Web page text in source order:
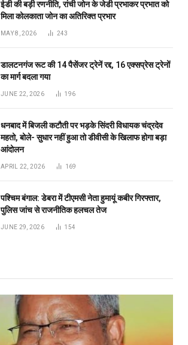
ईडी की बड़ी रणनीति, रांची जोन के जेडी प्रभाकर प्रभात को
मिला कोलकाता जोन का अतिरिक्त प्रभार
MAY 8, 2026 243
डालटनगंज रूट की 14 पैसेंजर ट्रेनें रद्द, 16 एक्सप्रेस ट्रेनों
का मार्ग बदला गया
JUNE 22, 2026 196
धनबाद में बिजली कटौती पर भड़के सिंदरी विधायक चंद्रदेव
महतो, बोले- सुधार नहीं हुआ तो डीवीसी के खिलाफ होगा बड़ा
आंदोलन
APRIL 22, 2026 169
पश्चिम बंगाल: डेबरा में टीएमसी नेता हुमायूं कबीर गिरफ्तार,
पुलिस जांच से राजनीतिक हलचल तेज
JUNE 29, 2026 154